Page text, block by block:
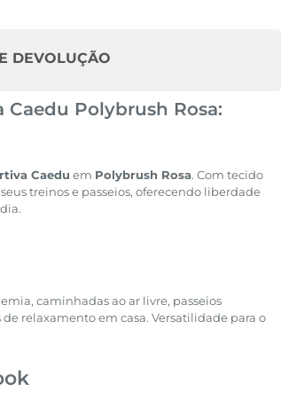
DEVOLUÇÃO
Polybrush Rosa:
Caedu em Polybrush Rosa. Com tecido
treinos e passeios, oferecendo liberdade
caminhadas ao ar livre, passeios
relaxamento em casa. Versatilidade para o